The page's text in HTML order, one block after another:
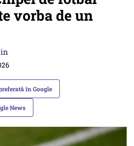
vorba de un
în Google
News